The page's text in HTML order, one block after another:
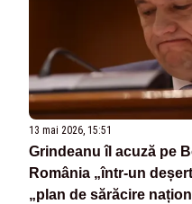
13 mai 2026, 15:51
Grindeanu îl acuză pe
România „într-un
„plan de sărăcire